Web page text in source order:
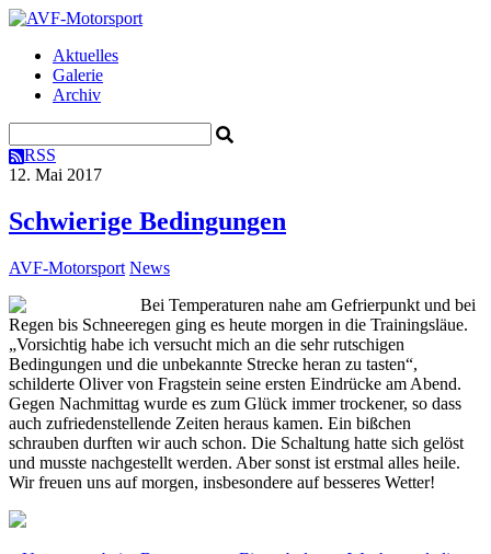
Aktuelles
Galerie
Archiv
RSS
12. Mai 2017
Schwierige Bedingungen
AVF-Motorsport News
Bei Temperaturen nahe am Gefrierpunkt und bei
Regen bis Schneeregen ging es heute morgen in die Trainingsläue.
„Vorsichtig habe ich versucht mich an die sehr rutschigen
Bedingungen und die unbekannte Strecke heran zu tasten“,
schilderte Oliver von Fragstein seine ersten Eindrücke am Abend.
Gegen Nachmittag wurde es zum Glück immer trockener, so dass
auch zufriedenstellende Zeiten heraus kamen. Ein bißchen
schrauben durften wir auch schon. Die Schaltung hatte sich gelöst
und musste nachgestellt werden. Aber sonst ist erstmal alles heile.
Wir freuen uns auf morgen, insbesondere auf besseres Wetter!